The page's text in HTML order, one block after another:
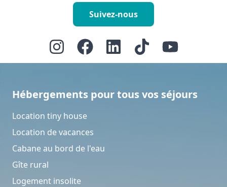
Suivez-nous
Hébergements pour tous vos séjours
Location tiny house
Location de vacances
Cabane au bord de l'eau
Gîte rural
Logement insolite